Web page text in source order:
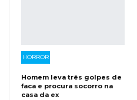
HORROR
Homem leva três golpes de
faca e procura socorro na
casa da ex